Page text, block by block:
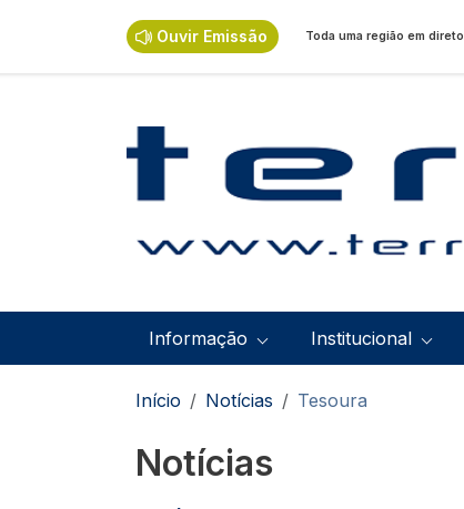
Ouvir Emissão Toda uma região em direto
Navegação principal
Informação Institucional
Navegação estrutural
Início Notícias Tesoura
Notícias